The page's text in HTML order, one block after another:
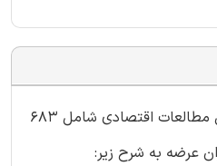
سوالات استخدامی کارشناس مطالعات اقتصادی شامل 683
عرضه به شرح زیر: